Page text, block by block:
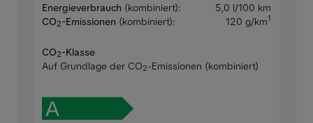
Energieverbrauch (kombiniert):
5,0 l/100 km
CO2-Emissionen (kombiniert): 120 g/km1
CO2-Klasse
Auf Grundlage der CO2-Emissionen (kombiniert)
A